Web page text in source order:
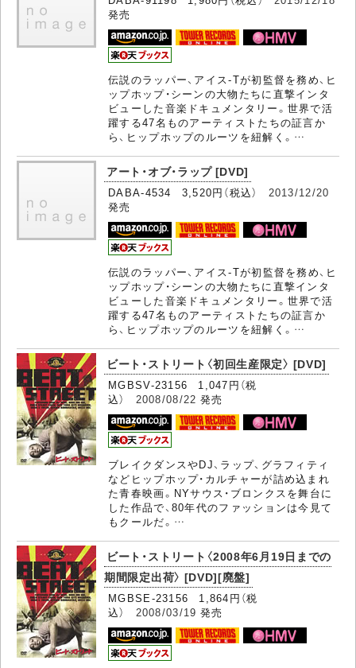
発売
伝説のラッパー、アイス-Tが初監督を務め、ヒ
ップホップ・シーンの大物たちに直撃インタ
ビューした音楽ドキュメンタリー。世界で活
躍する47名ものアーティストたちの証言か
ら、ヒップホップのルーツを紐解く。…
アート・オブ・ラップ [DVD]
DABA-4534 3,520円（税込） 2013/12/20
発売
伝説のラッパー、アイス-Tが初監督を務め、ヒ
ップホップ・シーンの大物たちに直撃インタ
ビューした音楽ドキュメンタリー。世界で活
躍する47名ものアーティストたちの証言か
ら、ヒップホップのルーツを紐解く。…
ビート・ストリート〈初回生産限定〉 [DVD]
MGBSV-23156 1,047円（税
込） 2008/08/22 発売
ブレイクダンスやDJ、ラップ、グラフィティ
などヒップホップ・カルチャーが詰め込まれ
た青春映画。NYサウス・ブロンクスを舞台に
した作品で、80年代のファッションは今見て
もクールだ。…
ビート・ストリート〈2008年6月19日までの
期間限定出荷〉 [DVD][廃盤]
MGBSE-23156 1,864円（税
込） 2008/03/19 発売